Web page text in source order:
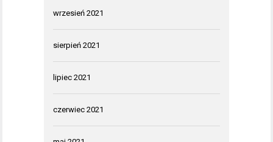
wrzesień 2021
sierpień 2021
lipiec 2021
czerwiec 2021